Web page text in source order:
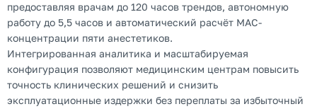
предоставляя врачам до 120 часов трендов, автономную
работу до 5,5 часов и автоматический расчёт MAC-
концентрации пяти анестетиков.
Интегрированная аналитика и масштабируемая
конфигурация позволяют медицинским центрам повысить
точность клинических решений и снизить
эксплуатационные издержки без переплаты за избыточный